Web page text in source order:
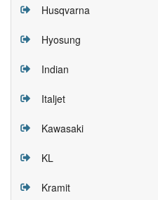
Husqvarna
Hyosung
Indian
Italjet
Kawasaki
KL
Kramit